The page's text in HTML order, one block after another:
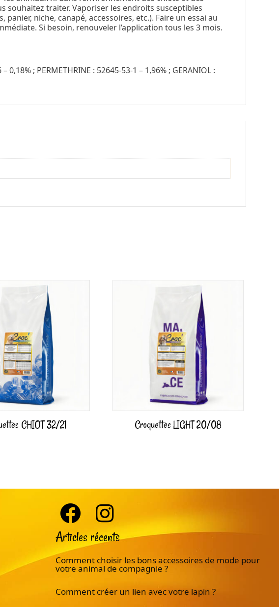
souhaitez traiter. Vaporiser les endroits susceptibles
niche, canapé, accessoires, etc.). Faire un essai au
Si besoin, renouveler l’application tous les 3 mois.
0,18% ; PERMETHRINE : 52645-53-1 – 1,96% ; GERANIOL :
CHIOT 32/21 Croquettes LIGHT 20/08
Articles récents
Comment choisir les bons accessoires de mode pour
votre animal de compagnie ?
Comment créer un lien avec votre lapin ?